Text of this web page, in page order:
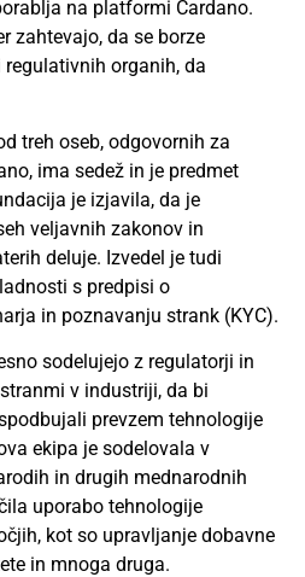
na platformi Cardano.
zahtevajo, da se borze
organih, da
treh oseb, odgovornih za
ima sedež in je predmet
je izjavila, da je
veljavnih zakonov in
deluje. Izvedel je tudi
s predpisi o
in poznavanju strank (KYC).
sodelujejo z regulatorji in
v industriji, da bi
prevzem tehnologije
ekipa je sodelovala v
in drugih mednarodnih
uporabo tehnologije
kot so upravljanje dobavne
in mnoga druga.